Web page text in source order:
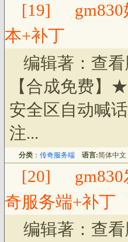
[19]
本+补丁
编辑著：查
【合成免费
安全区自动喊
注...
分类： 传奇服务端 语言:简体中文
[20]
奇服务端+补丁
编辑著：查